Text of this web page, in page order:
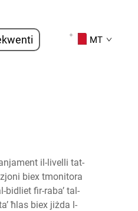
MT
il-livelli tat-
biex tmonitora
fir-raba’ tal-
ħlas biex jiżda l-